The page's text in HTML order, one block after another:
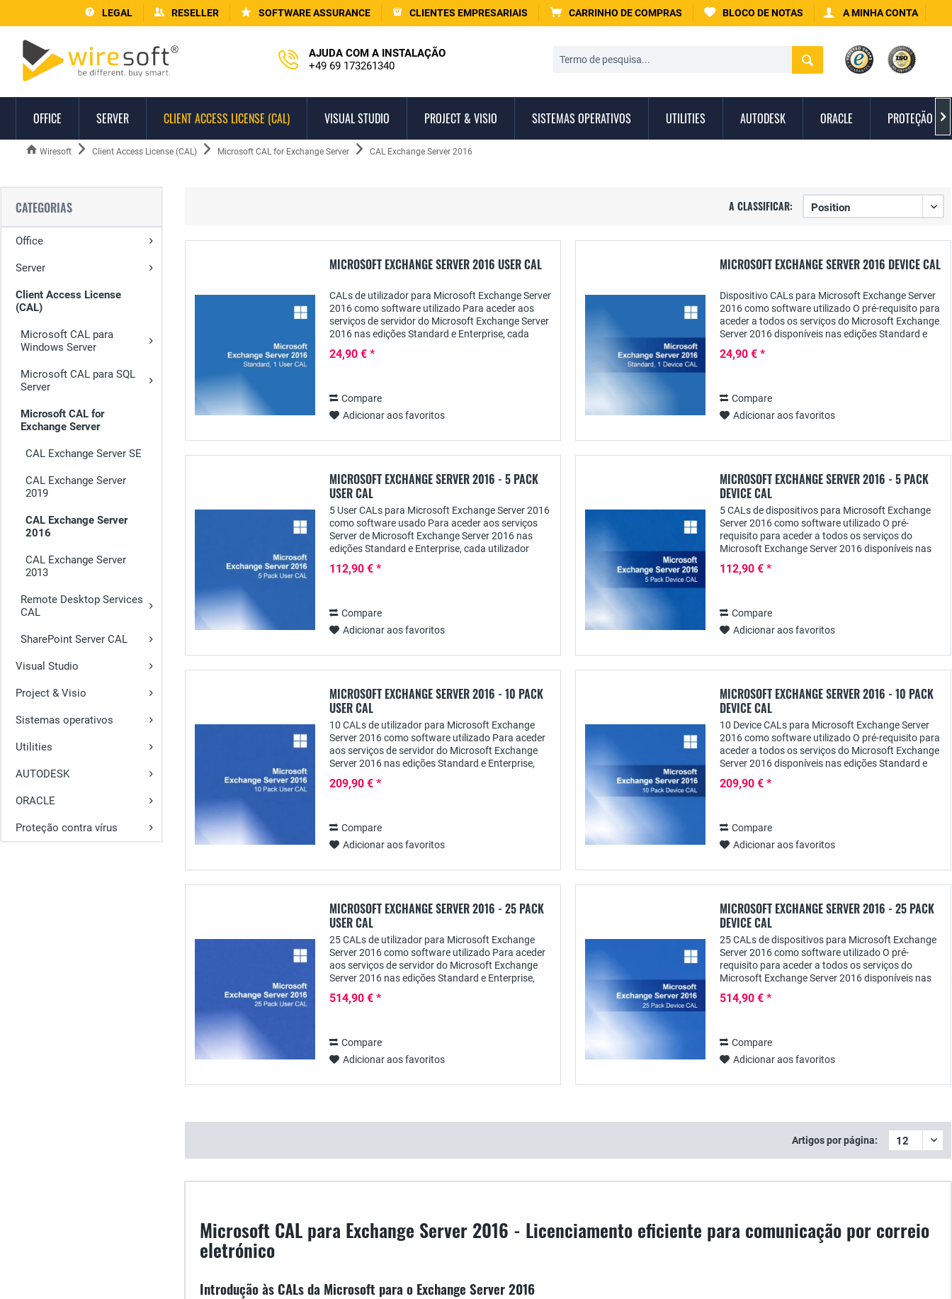
LEGAL RESELLER SOFTWARE ASSURANCE CLIENTES EMPRESARIAIS CARRINHO DE COMPRAS BLOCO DE NOTAS A MINHA CONTA
AJUDA COM A INSTALAÇÃO
+49 69 173261340
OFFICE SERVER CLIENT ACCESS LICENSE (CAL) VISUAL STUDIO PROJECT & VISIO SISTEMAS OPERATIVOS UTILITIES AUTODESK ORACLE PROTEÇÃO 
Wiresoft Client Access License (CAL) Microsoft CAL for Exchange Server CAL Exchange Server 2016
CATEGORIAS
Office
Server
Client Access License
(CAL)
Microsoft CAL para
Windows Server
Microsoft CAL para SQL
Server
Microsoft CAL for
Exchange Server
CAL Exchange Server SE
CAL Exchange Server
2019
CAL Exchange Server
2016
CAL Exchange Server
2013
Remote Desktop Services
CAL
SharePoint Server CAL
Visual Studio
Project & Visio
Sistemas operativos
Utilities
AUTODESK
ORACLE
Proteção contra vírus
A CLASSIFICAR:
MICROSOFT EXCHANGE SERVER 2016 USER CAL
CALs de utilizador para Microsoft Exchange Server
2016 como software utilizado Para aceder aos
serviços de servidor do Microsoft Exchange Server
2016 nas edições Standard e Enterprise, cada
24,90 € *
Compare
Adicionar aos favoritos
MICROSOFT EXCHANGE SERVER 2016 DEVICE CAL
Dispositivo CALs para Microsoft Exchange Server
2016 como software utilizado O pré-requisito para
aceder a todos os serviços do Microsoft Exchange
Server 2016 disponíveis nas edições Standard e
24,90 € *
Compare
Adicionar aos favoritos
MICROSOFT EXCHANGE SERVER 2016 - 5 PACK
USER CAL
5 User CALs para Microsoft Exchange Server 2016
como software usado Para aceder aos serviços
Server de Microsoft Exchange Server 2016 nas
edições Standard e Enterprise, cada utilizador
112,90 € *
Compare
Adicionar aos favoritos
MICROSOFT EXCHANGE SERVER 2016 - 5 PACK
DEVICE CAL
5 CALs de dispositivos para Microsoft Exchange
Server 2016 como software utilizado O pré-
requisito para aceder a todos os serviços do
Microsoft Exchange Server 2016 disponíveis nas
licença de...
112,90 € *
Compare
Adicionar aos favoritos
MICROSOFT EXCHANGE SERVER 2016 - 10 PACK
USER CAL
10 CALs de utilizador para Microsoft Exchange
Server 2016 como software utilizado Para aceder
aos serviços de servidor do Microsoft Exchange
Server 2016 nas edições Standard e Enterprise,
209,90 € *
Compare
Adicionar aos favoritos
MICROSOFT EXCHANGE SERVER 2016 - 10 PACK
DEVICE CAL
10 Device CALs para Microsoft Exchange Server
2016 como software utilizado O pré-requisito para
aceder a todos os serviços do Microsoft Exchange
Server 2016 disponíveis nas edições Standard e
209,90 € *
Compare
Adicionar aos favoritos
MICROSOFT EXCHANGE SERVER 2016 - 25 PACK
USER CAL
25 CALs de utilizador para Microsoft Exchange
Server 2016 como software utilizado Para aceder
aos serviços de servidor do Microsoft Exchange
Server 2016 nas edições Standard e Enterprise,
514,90 € *
Compare
Adicionar aos favoritos
MICROSOFT EXCHANGE SERVER 2016 - 25 PACK
DEVICE CAL
25 CALs de dispositivos para Microsoft Exchange
Server 2016 como software utilizado O pré-
requisito para aceder a todos os serviços do
Microsoft Exchange Server 2016 disponíveis nas
licença...
514,90 € *
Compare
Adicionar aos favoritos
Artigos por página:
Microsoft CAL para Exchange Server 2016 - Licenciamento eficiente para comunicação por correio
eletrónico
Introdução às CALs da Microsoft para o Exchange Server 2016